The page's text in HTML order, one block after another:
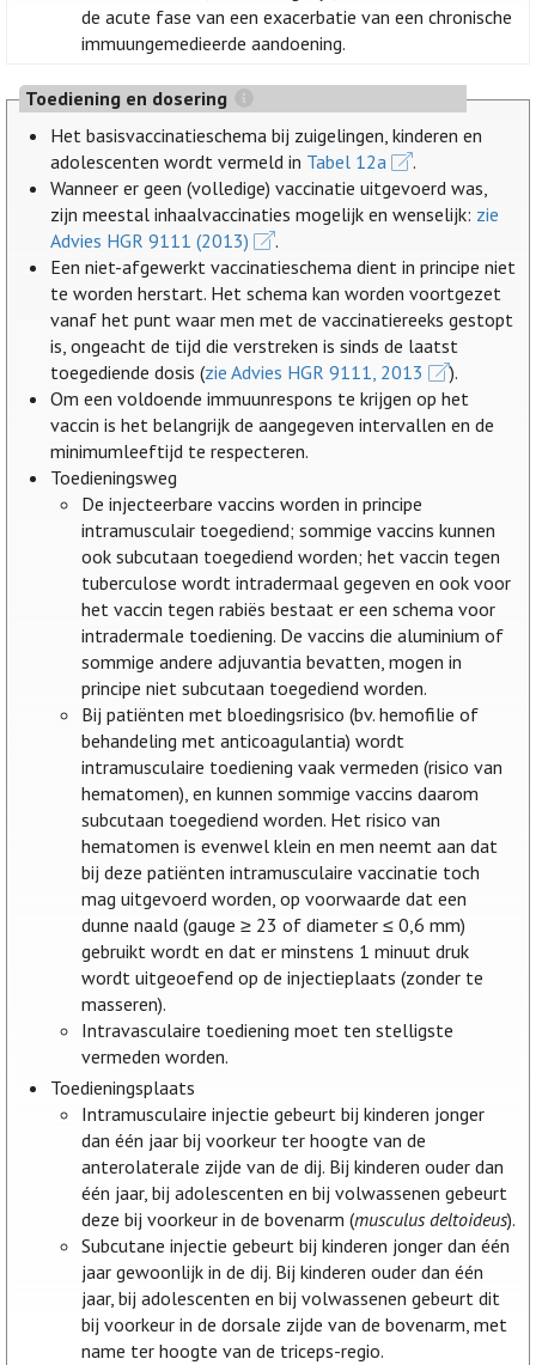
de acute fase van een exacerbatie van een chronische
immuungemedieerde aandoening.
Toediening en dosering
Het basisvaccinatieschema bij zuigelingen, kinderen en
adolescenten wordt vermeld in Tabel 12a
.
Wanneer er geen (volledige) vaccinatie uitgevoerd was,
zijn meestal inhaalvaccinaties mogelijk en wenselijk: zie
Advies HGR 9111 (2013)
.
Een niet-afgewerkt vaccinatieschema dient in principe niet
te worden herstart. Het schema kan worden voortgezet
vanaf het punt waar men met de vaccinatiereeks gestopt
is, ongeacht de tijd die verstreken is sinds de laatst
toegediende dosis (zie Advies HGR 9111, 2013
).
Om een voldoende immuunrespons te krijgen op het
vaccin is het belangrijk de aangegeven intervallen en de
minimumleeftijd te respecteren.
Toedieningsweg
De injecteerbare vaccins worden in principe
intramusculair toegediend; sommige vaccins kunnen
ook subcutaan toegediend worden; het vaccin tegen
tuberculose wordt intradermaal gegeven en ook voor
het vaccin tegen rabiës bestaat er een schema voor
intradermale toediening. De vaccins die aluminium of
sommige andere adjuvantia bevatten, mogen in
principe niet subcutaan toegediend worden.
Bij patiënten met bloedingsrisico (bv. hemofilie of
behandeling met anticoagulantia) wordt
intramusculaire toediening vaak vermeden (risico van
hematomen), en kunnen sommige vaccins daarom
subcutaan toegediend worden. Het risico van
hematomen is evenwel klein en men neemt aan dat
bij deze patiënten intramusculaire vaccinatie toch
mag uitgevoerd worden, op voorwaarde dat een
dunne naald (gauge ≥ 23 of diameter ≤ 0,6 mm)
gebruikt wordt en dat er minstens 1 minuut druk
wordt uitgeoefend op de injectieplaats (zonder te
masseren).
Intravasculaire toediening moet ten stelligste
vermeden worden.
Toedieningsplaats
Intramusculaire injectie gebeurt bij kinderen jonger
dan één jaar bij voorkeur ter hoogte van de
anterolaterale zijde van de dij. Bij kinderen ouder dan
één jaar, bij adolescenten en bij volwassenen gebeurt
deze bij voorkeur in de bovenarm (musculus deltoideus).
Subcutane injectie gebeurt bij kinderen jonger dan één
jaar gewoonlijk in de dij. Bij kinderen ouder dan één
jaar, bij adolescenten en bij volwassenen gebeurt dit
bij voorkeur in de dorsale zijde van de bovenarm, met
name ter hoogte van de triceps-regio.